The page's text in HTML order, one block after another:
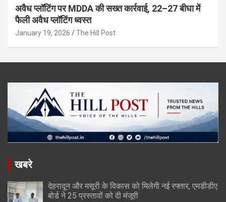
अवैध प्लॉटिंग पर MDDA की सख्त कार्रवाई, 22–27 बीघा में
फैली अवैध प्लॉटिंग ध्वस्त
January 19, 2026 The Hill Post
खबरे
देहरादून और मसूरी के विकास को मिलेगी नई रफ्तार, एमडीडीए
बोर्ड ने 25 प्रस्तावों को दी मंजूरी